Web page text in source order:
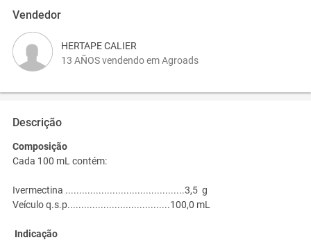
Vendedor
HERTAPE CALIER
13 AÑOS vendendo em Agroads
Descrição
Composição
Cada 100 mL contém:
Ivermectina ...........................................3,5 g
Veículo q.s.p.....................................100,0 mL
Indicação